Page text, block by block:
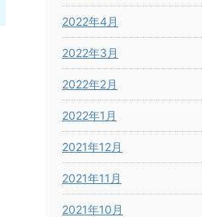
2022年4月
2022年3月
2022年2月
2022年1月
2021年12月
2021年11月
2021年10月